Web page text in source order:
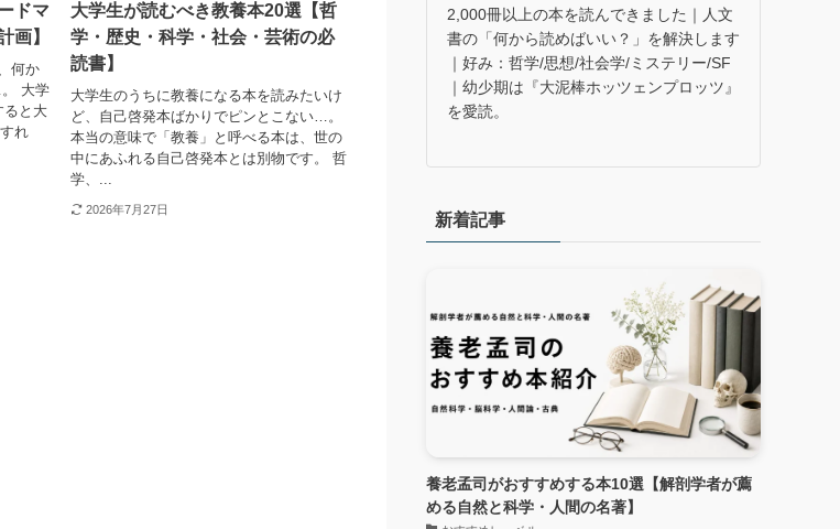
ドマ
画】
何か
大学
ると大
れ
大学生が読むべき教養本20選【哲
学・歴史・科学・社会・芸術の必
読書】
大学生のうちに教養になる本を読みたいけ
ど、自己啓発本ばかりでピンとこない…。
本当の意味で「教養」と呼べる本は、世の
中にあふれる自己啓発本とは別物です。 哲
学、...
2026年7月27日
2,000冊以上の本を読んできました｜人文
書の「何から読めばいい？」を解決します
｜好み：哲学/思想/社会学/ミステリー/SF
｜幼少期は『大泥棒ホッツェンプロッツ』
を愛読。
新着記事
養老孟司がおすすめする本10選【解剖学者が薦
める自然と科学・人間の名著】